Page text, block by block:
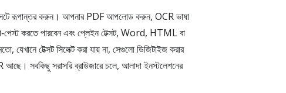
রূপান্তর করুন। আপনার PDF আপলোড করুন, OCR ভাষা
করতে পারবেন এবং প্লেইন টেক্সট, Word, HTML বা
টেক্সট সিলেক্ট করা যায় না, সেগুলো ডিজিটাইজ করার
সবকিছু সরাসরি ব্রাউজারে চলে, আলাদা ইনস্টলেশনের